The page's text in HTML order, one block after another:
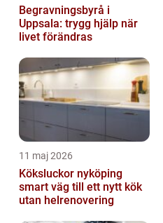
Begravningsbyrå i
Uppsala: trygg hjälp när
livet förändras
11 maj 2026
Köksluckor nyköping
smart väg till ett nytt kök
utan helrenovering